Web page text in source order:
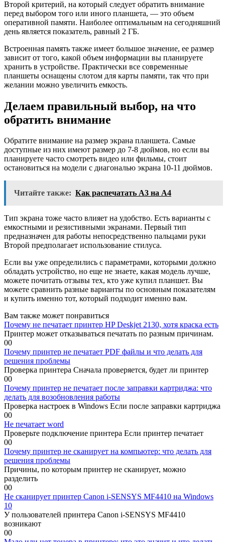
Второй критерий, на который следует обратить внимание
перед выбором того или иного планшета, — это объем
оперативной памяти. Наиболее оптимальным на сегодняшний
день является показатель, равный 2 ГБ.
Встроенная память также имеет большое значение, ее размер
зависит от того, какой объем информации вы планируете
хранить в устройстве. Практически все современные
планшеты оснащены слотом для карты памяти, так что при
желании можно увеличить емкость.
Делаем правильный выбор, на что
обратить внимание
Обратите внимание на размер экрана планшета. Самые
доступные из них имеют размер до 7-8 дюймов, но если вы
планируете часто смотреть видео или фильмы, стоит
остановиться на модели с диагональю экрана 10-11 дюймов.
Читайте также: Как распечатать А3 на А4
Тип экрана тоже часто влияет на удобство. Есть варианты с
емкостными и резистивными экранами. Первый тип
предназначен для работы непосредственно пальцами руки
Второй предполагает использование стилуса.
Если вы уже определились с параметрами, которыми должно
обладать устройство, но еще не знаете, какая модель лучше,
можете почитать отзывы тех, кто уже купил планшет. Вы
можете сравнить разные варианты по основным показателям
и купить именно тот, который подходит именно вам.
Вам также может понравиться
Почему не печатает принтер HP Deskjet 2130, хотя краска есть
Принтер может отказываться печатать по разным причинам.
00
Почему принтер не печатает PDF файлы и что делать для
решения проблемы
Проверка принтера Сначала проверяется, будет ли принтер
00
Почему принтер не печатает после заправки картриджа: что
делать для возобновления работы
Проверка настроек в Windows Если после заправки картриджа
00
Не печатает word
Проверьте подключение принтера Если принтер печатает
00
Почему принтер не сканирует на компьютер: что делать для
решения проблемы
Причины, по которым принтер не сканирует, можно
разделить
00
Не сканирует принтер Canon i-SENSYS MF4410 на Windows
10
У пользователей принтера Canon i-SENSYS MF4410
возникают
00